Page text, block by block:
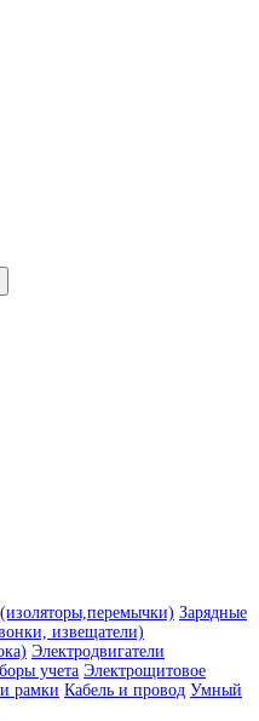
Зарядные
извещатели)
Электродвигатели
учета Электрощитовое
рамки Кабель и провод Умный